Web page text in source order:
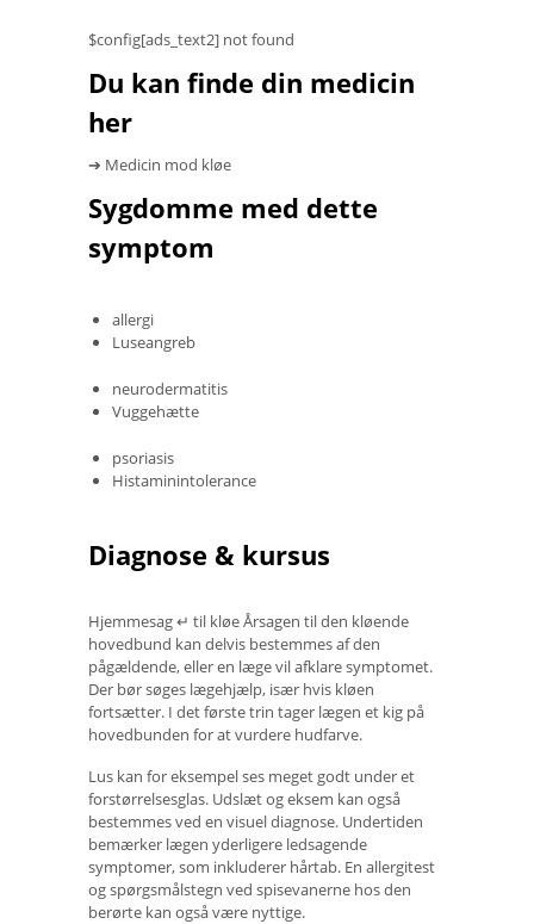
$config[ads_text2] not found
Du kan finde din medicin
her
➔ Medicin mod kløe
Sygdomme med dette
symptom
allergi
Luseangreb
neurodermatitis
Vuggehætte
psoriasis
Histaminintolerance
Diagnose & kursus
Hjemmesag ↵ til kløe Årsagen til den kløende
hovedbund kan delvis bestemmes af den
pågældende, eller en læge vil afklare symptomet.
Der bør søges lægehjælp, især hvis kløen
fortsætter. I det første trin tager lægen et kig på
hovedbunden for at vurdere hudfarve.
Lus kan for eksempel ses meget godt under et
forstørrelsesglas. Udslæt og eksem kan også
bestemmes ved en visuel diagnose. Undertiden
bemærker lægen yderligere ledsagende
symptomer, som inkluderer hårtab. En allergitest
og spørgsmålstegn ved spisevanerne hos den
berørte kan også være nyttige.